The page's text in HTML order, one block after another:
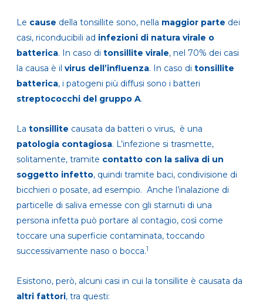
Le cause della tonsillite sono, nella maggior parte dei
casi, riconducibili ad infezioni di natura virale o
batterica. In caso di tonsillite virale, nel 70% dei casi
la causa è il virus dell’influenza. In caso di tonsillite
batterica, i patogeni più diffusi sono i batteri
streptococchi del gruppo A.
La tonsillite causata da batteri o virus, è una
patologia contagiosa. L’infezione si trasmette,
solitamente, tramite contatto con la saliva di un
soggetto infetto, quindi tramite baci, condivisione di
bicchieri o posate, ad esempio. Anche l’inalazione di
particelle di saliva emesse con gli starnuti di una
persona infetta può portare al contagio, così come
toccare una superficie contaminata, toccando
successivamente naso o bocca.1
Esistono, però, alcuni casi in cui la tonsillite è causata da
altri fattori, tra questi: